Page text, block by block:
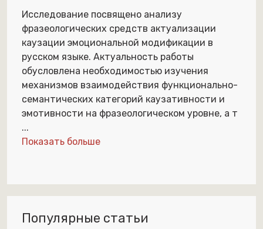
Исследование посвящено анализу
фразеологических средств актуализации
каузации эмоциональной модификации в
русском языке. Актуальность работы
обусловлена необходимостью изучения
механизмов взаимодействия функционально-
семантических категорий каузативности и
эмотивности на фразеологическом уровне, а т
...
Показать больше
Популярные статьи